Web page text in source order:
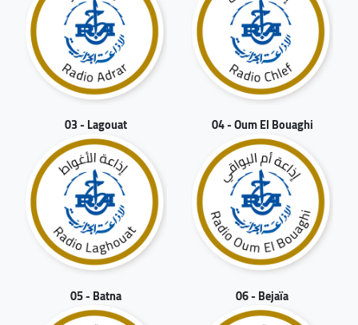
03 - Lagouat 04 - Oum El Bouaghi
05 - Batna 06 - Bejaïa